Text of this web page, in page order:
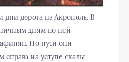
дни дорога на Акрополь. В
дням по ней
По пути они
справа на уступе скалы